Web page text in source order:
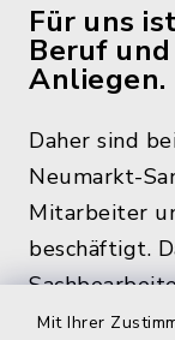
Mit Ihrer
Für uns
Beruf
Anliegen.
Daher sind
Neumarkt-
Mitarbeiter
beschäftigt.
üblichen